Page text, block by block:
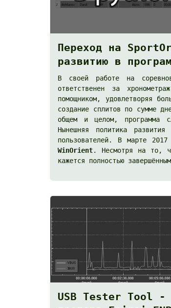
Переход на
развитию в
В своей работе на
ответственен за
помощником, удовлетворяя
создание сплитов по сумме
общем и целом, программа
Нынешняя политика развития
пользователей. В марте
WinOrient. Несмотря на то,
кажется полностью
USB Tester Tool -